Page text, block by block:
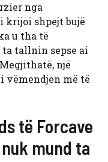
nga
krijoi shpejt bujë
u tha të
tallnin sepse ai
një
vëmendjen më të
të Forcave
mund ta